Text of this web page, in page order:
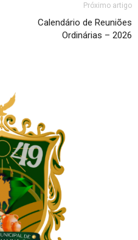
Próximo artigo
Calendário de Reuniões
Ordinárias – 2026